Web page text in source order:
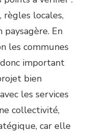
règles locales,
En
les communes
important
bien
les services
collectivité,
car elle